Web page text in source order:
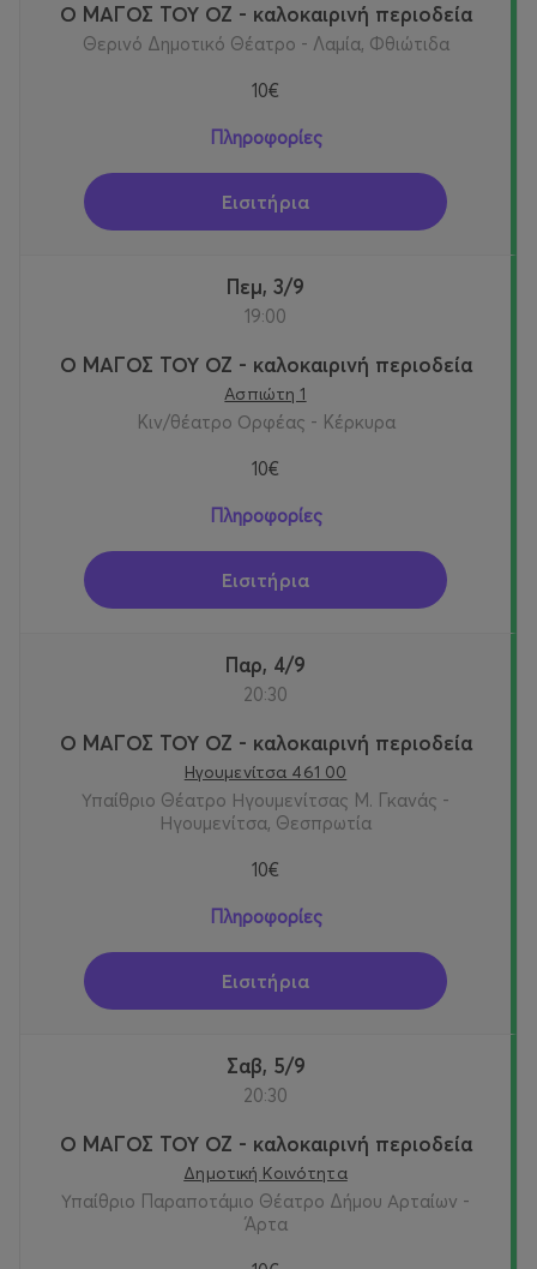
Ο ΜΑΓΟΣ ΤΟΥ ΟΖ - καλοκαιρινή περιοδεία
Θερινό Δημοτικό Θέατρο - Λαμία, Φθιώτιδα
10€
Πληροφορίες
Εισιτήρια
Πεμ, 3/9
19:00
Ο ΜΑΓΟΣ ΤΟΥ ΟΖ - καλοκαιρινή περιοδεία
Ασπιώτη 1
Κιν/θέατρο Ορφέας - Κέρκυρα
10€
Πληροφορίες
Εισιτήρια
Παρ, 4/9
20:30
Ο ΜΑΓΟΣ ΤΟΥ ΟΖ - καλοκαιρινή περιοδεία
Ηγουμενίτσα 461 00
Υπαίθριο Θέατρο Ηγουμενίτσας Μ. Γκανάς -
Ηγουμενίτσα, Θεσπρωτία
10€
Πληροφορίες
Εισιτήρια
Σαβ, 5/9
20:30
Ο ΜΑΓΟΣ ΤΟΥ ΟΖ - καλοκαιρινή περιοδεία
Δημοτική Κοινότητα
Υπαίθριο Παραποτάμιο Θέατρο Δήμου Αρταίων -
Άρτα